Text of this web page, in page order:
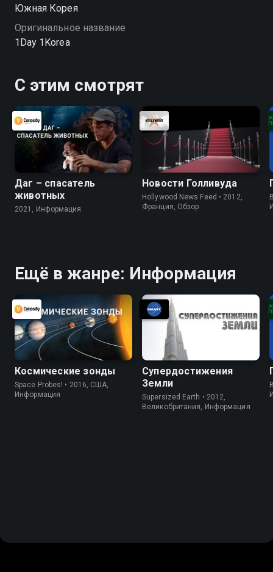
Южная Корея
Оригинальное название
1Day 1Korea
С этим смотрят
Даг – спасатель
животных
2021, Информация
Новости Голливуда
Hollywood News Feed • 2012,
Франция, Обзор
Ещё в жанре: Информация
Космические зонды
Space Probes! • 2016, США,
Информация
Супердостижения
Земли
Supersized Earth • 2012,
Великобритания, Информация